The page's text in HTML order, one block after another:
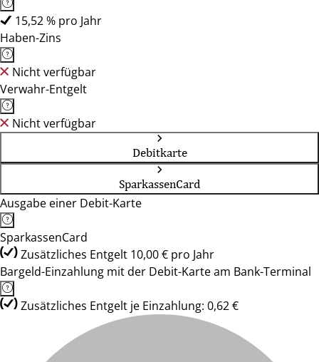
15,52 % pro Jahr
Haben-Zins
Nicht verfügbar
Verwahr-Entgelt
Nicht verfügbar
Debitkarte
SparkassenCard
Ausgabe einer Debit-Karte
SparkassenCard
Zusätzliches Entgelt 10,00 € pro Jahr
Bargeld-Einzahlung mit der Debit-Karte am Bank-Terminal
Zusätzliches Entgelt je Einzahlung: 0,62 €